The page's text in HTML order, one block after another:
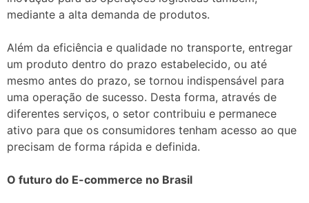
mediante a alta demanda de produtos.
Além da eficiência e qualidade no transporte, entregar
um produto dentro do prazo estabelecido, ou até
mesmo antes do prazo, se tornou indispensável para
uma operação de sucesso. Desta forma, através de
diferentes serviços, o setor contribuiu e permanece
ativo para que os consumidores tenham acesso ao que
precisam de forma rápida e definida.
O futuro do E-commerce no Brasil